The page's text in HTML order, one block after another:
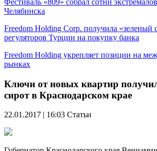
Фестиваль «809» собрал сотни
Челябинска
Freedom Holding Corp. получила «зеленый
регуляторов Турции на покупку банка
Freedom Holding укрепляет позиции на
рынках
Ключи от новых квартир
сирот в Краснодарском крае
22.01.2017 | 16:03 Статьи